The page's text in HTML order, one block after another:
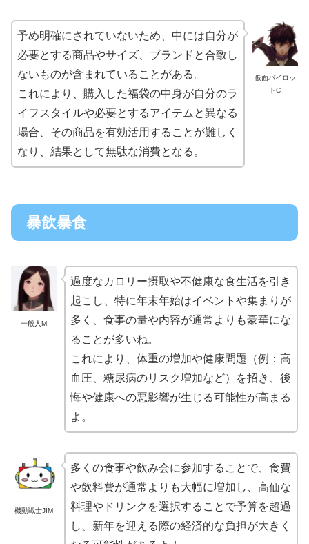
仮面パイロッ
トC
予め明確にされていないため、中には自分が
必要とする商品やサイズ、ブランドと合致し
ないものが含まれていることがある。
これにより、購入した福袋の中身が自分のラ
イフスタイルや必要とするアイテムと異なる
場合、その商品を有効活用することが難しく
なり、結果として無駄な消費となる。
暴飲暴食
一般人M
過度なカロリー摂取や不健康な食生活を引き
起こし、特に年末年始はイベントや集まりが
多く、食事の量や内容が通常よりも豪華にな
ることが多いね。
これにより、体重の増加や健康問題（例：高
血圧、糖尿病のリスク増加など）を招き、後
悔や健康への悪影響が生じる可能性が高まる
よ。
機動戦士JIM
多くの食事や飲み会に参加することで、食費
や飲料費が通常よりも大幅に増加し、高価な
料理やドリンクを選択することで予算を超過
し、新年を迎える際の経済的な負担が大きく